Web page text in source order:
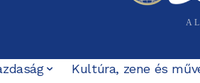
Kultúra, zene és